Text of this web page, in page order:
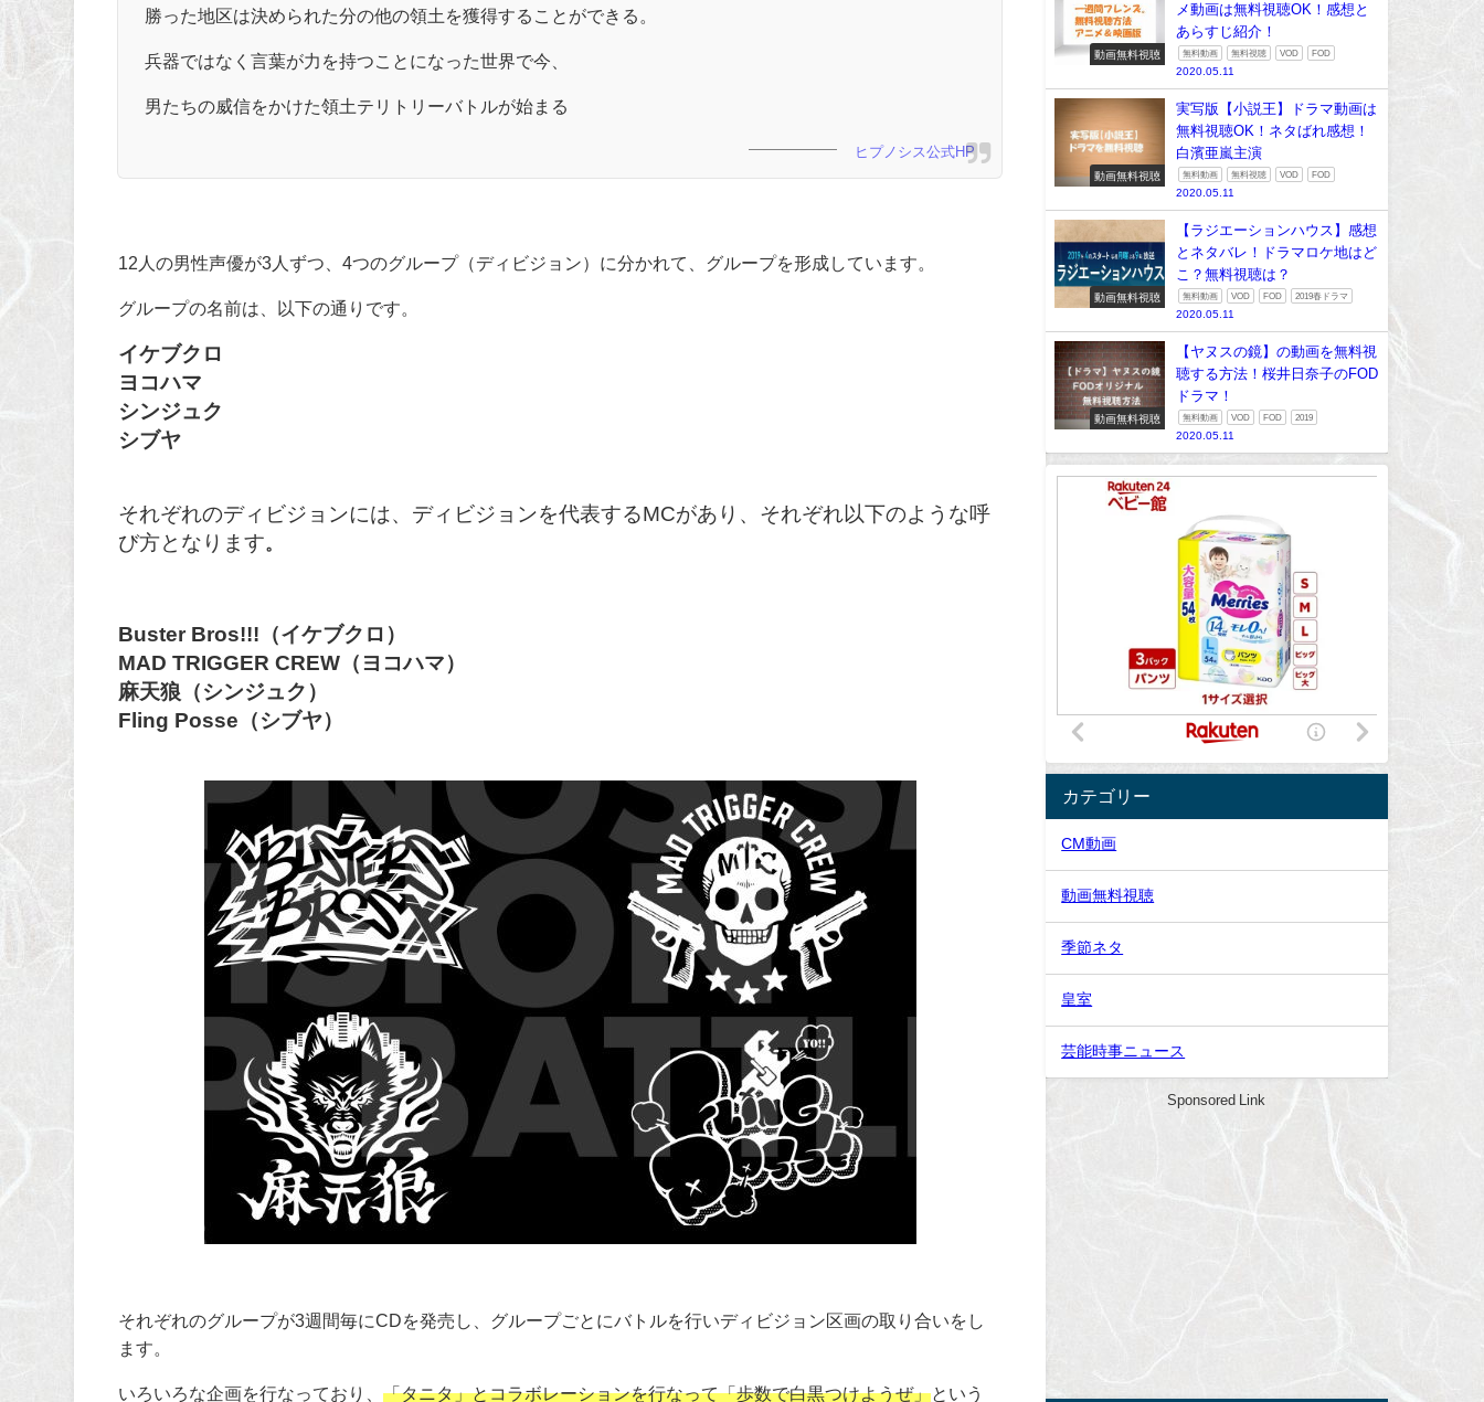
勝った地区は決められた分の他の領土を獲得することができる。
兵器ではなく言葉が力を持つことになった世界で今、
男たちの威信をかけた領土テリトリーバトルが始まる
ヒプノシス公式HP
12 人の男性声優が3 人ずつ、4つのグループ（ディビジョン）に分かれて、グループを形成しています。
グループの名前は、以下の通りです。
イケブクロ
ヨコハマ
シンジュク
シブヤ
それぞれのディビジョンには、ディビジョンを代表するMCがあり、それぞれ以下のような呼
び方となります。
Buster Bros!!!（イケブクロ）
MAD TRIGGER CREW（ヨコハマ）
麻天狼（シンジュク）
Fling Posse（シブヤ）
それぞれのグループが3週間毎にCDを発売し、グループごとにバトルを行いディビジョン区画の取り合いをし
ます。
いろいろな企画を行なっており、「タニタ」とコラボレーションを行なって「歩数で白黒つけようぜ」という
動画無料視聴
メ動画は無料視聴OK！感想と
あらすじ紹介！
無料動画 無料視聴 VOD FOD
2020.05.11
動画無料視聴
実写版【小説王】ドラマ動画は
無料視聴OK！ネタばれ感想！
白濱亜嵐主演
無料動画 無料視聴 VOD FOD
2020.05.11
動画無料視聴
【ラジエーションハウス】感想
とネタバレ！ドラマロケ地はど
こ？無料視聴は？
無料動画 VOD FOD 2019春ドラマ
2020.05.11
動画無料視聴
【ヤヌスの鏡】の動画を無料視
聴する方法！桜井日奈子のFOD
ドラマ！
無料動画 VOD FOD 2019
2020.05.11
カテゴリー
CM動画
動画無料視聴
季節ネタ
皇室
芸能時事ニュース
Sponsored Link